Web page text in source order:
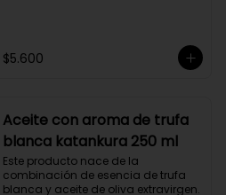
$5.600
Aceite con aroma de trufa
blanca katankura 250 ml
Este producto nace de la
combinación de esencia de trufa
blanca y aceite de oliva extravirgen.